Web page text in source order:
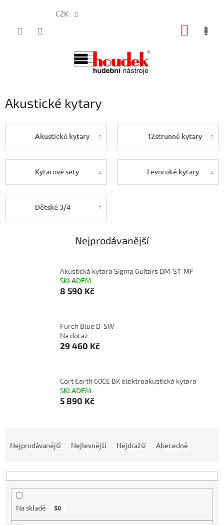
CZK
Akustické kytary
Akustické kytary 12strunné kytary
Kytarové sety Levoruké kytary
Dětské 3/4
Nejprodávanější
Akustická kytara Sigma Guitars DM-ST-MF
SKLADEM
8 590 Kč
Furch Blue D-SW
Na dotaz
29 460 Kč
Cort Earth 60CE BK elektroakustická kytara
SKLADEM
5 890 Kč
n
Nejprodávanější Nejlevnější Nejdražší Abecedně
Na skladě 50